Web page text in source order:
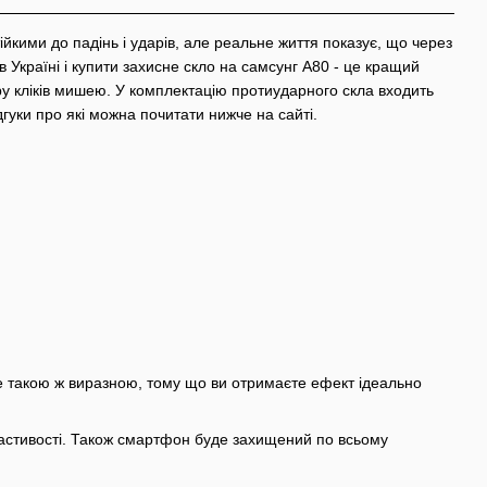
до падінь і ударів, але реальне життя показує, що через
і купити захисне скло на самсунг A80 - це кращий
мишею. У комплектацію протиударного скла входить
про які можна почитати нижче на сайті.
такою ж виразною, тому що ви отримаєте ефект ідеально
Також смартфон буде захищений по всьому